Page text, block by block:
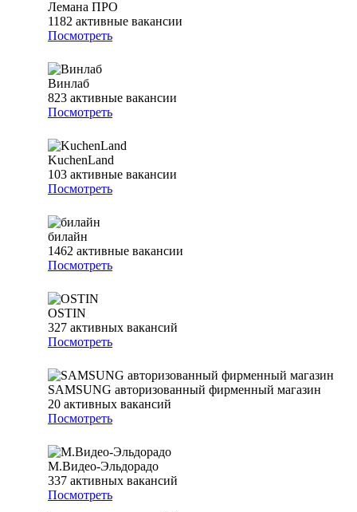
Лемана ПРО
1182 активные вакансии
Посмотреть
Винлаб
823 активные вакансии
Посмотреть
KuchenLand
103 активные вакансии
Посмотреть
билайн
1462 активные вакансии
Посмотреть
OSTIN
327 активных вакансий
Посмотреть
SAMSUNG авторизованный фирменный магазин
20 активных вакансий
Посмотреть
М.Видео-Эльдорадо
337 активных вакансий
Посмотреть